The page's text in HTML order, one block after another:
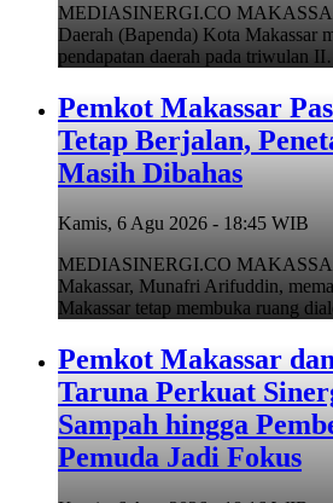
MEDIASINERGI.CO
Daerah (Bapenda) Kota Makassar
pendapatan daerah pada triwulan
Pemkot Makassar
Tetap Berjalan,
Masih Dibahas
Kamis, 6 Agu 2026 - 18:45 WIB
MEDIASINERGI.CO
Makassar, Munafri Arifuddin,
Makassar tetap membuka ruang
Pemkot Makassar
Taruna Perkuat
Sampah hingga
Pemuda Jadi Fokus